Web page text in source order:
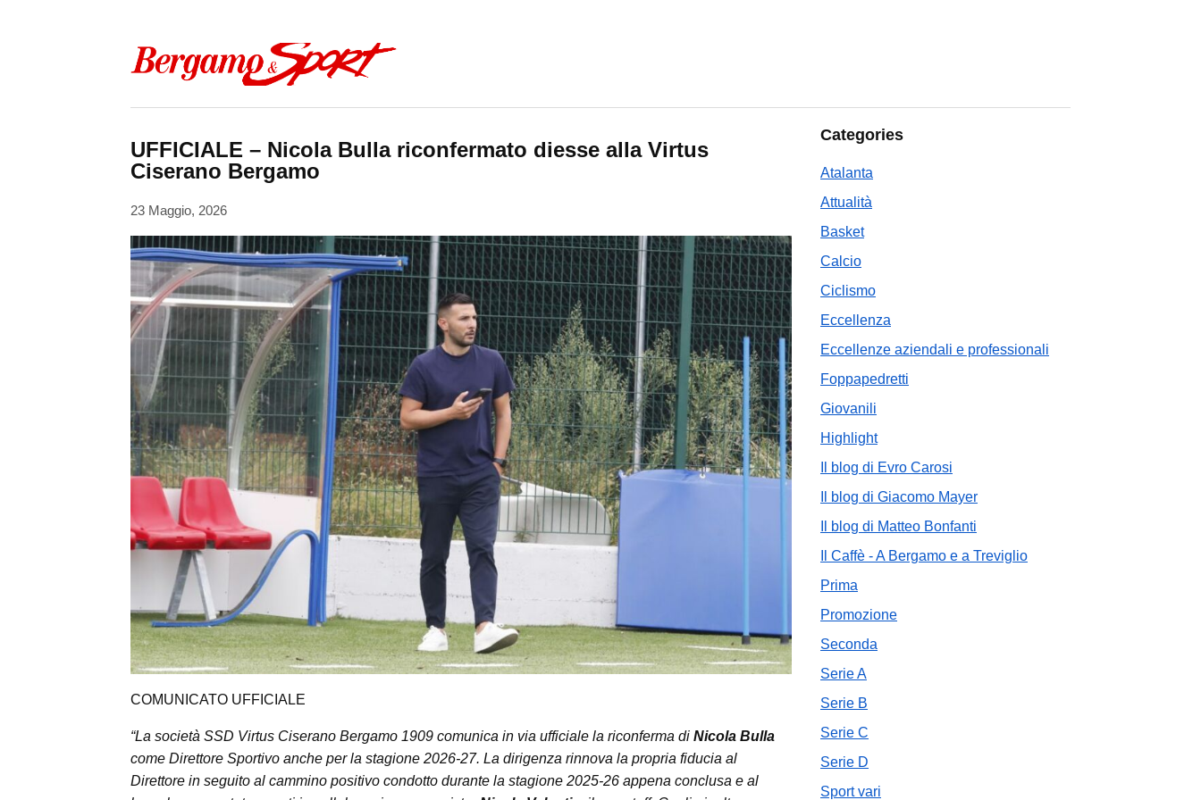
UFFICIALE – Nicola Bulla riconfermato diesse alla Virtus
Ciserano Bergamo
23 Maggio, 2026
COMUNICATO UFFICIALE
“La società SSD Virtus Ciserano Bergamo 1909 comunica in via ufficiale la riconferma di Nicola Bulla
come Direttore Sportivo anche per la stagione 2026-27. La dirigenza rinnova la propria fiducia al
Direttore in seguito al cammino positivo condotto durante la stagione 2025-26 appena conclusa e al
Categories
Atalanta
Attualità
Basket
Calcio
Ciclismo
Eccellenza
Eccellenze aziendali e professionali
Foppapedretti
Giovanili
Highlight
Il blog di Evro Carosi
Il blog di Giacomo Mayer
Il blog di Matteo Bonfanti
Il Caffè - A Bergamo e a Treviglio
Prima
Promozione
Seconda
Serie A
Serie B
Serie C
Serie D
Sport vari